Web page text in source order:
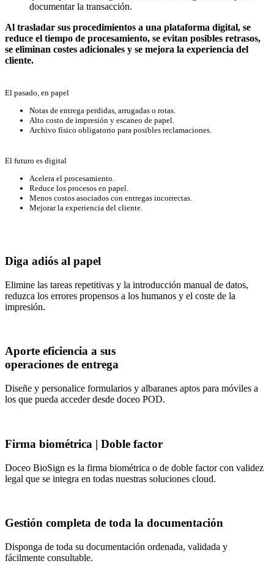
documentar la transacción.
Al trasladar sus procedimientos a una plataforma digital, se
reduce el tiempo de procesamiento, se evitan posibles retrasos,
se eliminan costes adicionales y se mejora la experiencia del
cliente.
El pasado, en papel
Notas de entrega perdidas, arrugadas o rotas.
Alto costo de impresión y escaneo de papel.
Archivo físico obligatorio para posibles reclamaciones.
El futuro es digital
Acelera el procesamiento.
Reduce los procesos en papel.
Menos costos asociados con entregas incorrectas.
Mejorar la experiencia del cliente.
Diga adiós al papel
Elimine las tareas repetitivas y la introducción manual de datos,
reduzca los errores propensos a los humanos y el coste de la
impresión.
Aporte eficiencia a sus
operaciones de entrega
Diseñe y personalice formularios y albaranes aptos para móviles a
los que pueda acceder desde doceo POD.
Firma biométrica | Doble factor
Doceo BioSign es la firma biométrica o de doble factor con validez
legal que se integra en todas nuestras soluciones cloud.
Gestión completa de toda la documentación
Disponga de toda su documentación ordenada, validada y
fácilmente consultable.